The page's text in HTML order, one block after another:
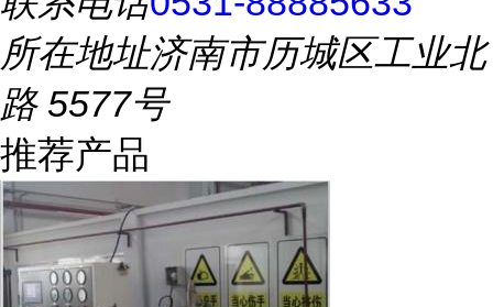
所在地址济南市历城区工业北
路 5577号
推荐产品